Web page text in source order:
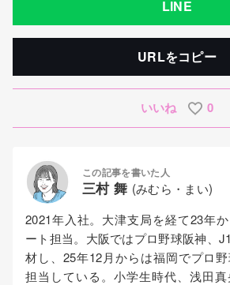
LINE
URLをコピー
いいね 0
この記事を書いた人
三村 舞 (みむら・まい)
2021年入社。大津支局を経て23年
ート担当。大阪ではプロ野球阪神、
材し、25年12月からは福岡でプロ
担当している。小学生時代、浅田